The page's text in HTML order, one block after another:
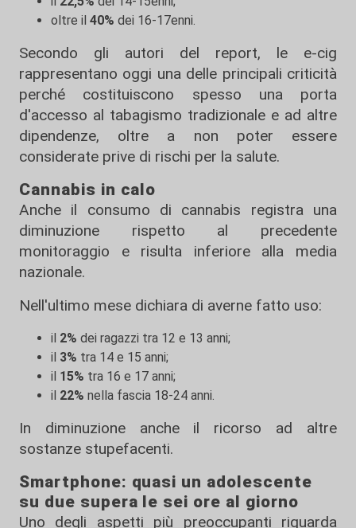
oltre il 40% dei 16-17enni.
Secondo gli autori del report, le e-cig
rappresentano oggi una delle principali criticità
perché costituiscono spesso una porta
d'accesso al tabagismo tradizionale e ad altre
dipendenze, oltre a non poter essere
considerate prive di rischi per la salute.
Cannabis in calo
Anche il consumo di cannabis registra una
diminuzione rispetto al precedente
monitoraggio e risulta inferiore alla media
nazionale.
Nell'ultimo mese dichiara di averne fatto uso:
il 2% dei ragazzi tra 12 e 13 anni;
il 3% tra 14 e 15 anni;
il 15% tra 16 e 17 anni;
il 22% nella fascia 18-24 anni.
In diminuzione anche il ricorso ad altre
sostanze stupefacenti.
Smartphone: quasi un adolescente
su due supera le sei ore al giorno
Uno degli aspetti più preoccupanti riguarda